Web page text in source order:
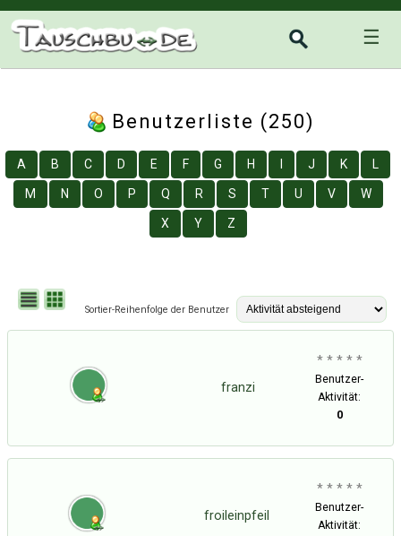
☰
Benutzerliste (250)
A B C D E F G H J K L
M N O P Q R S T U V W
X Y Z
Sortier-Reihenfolge der Benutzer
franzi
* * * * *
Benutzer-
Aktivität:
0
froileinpfeil
* * * * *
Benutzer-
Aktivität: